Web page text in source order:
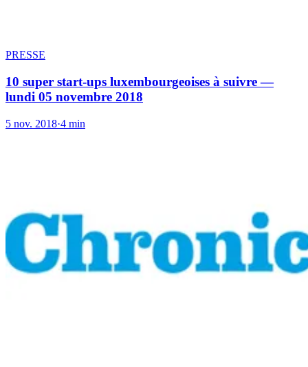
PRESSE
10 super start-ups luxembourgeoises à suivre —
lundi 05 novembre 2018
5 nov. 2018·4 min